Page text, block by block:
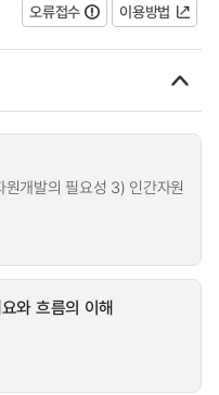
오류접수 이용방법
개발의 필요성 3) 인간자원
와 흐름의 이해